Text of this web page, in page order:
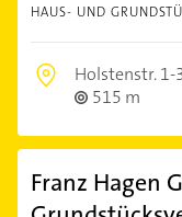
HAUS- UND
Holstenstr. 1-
515 m
Franz Hagen